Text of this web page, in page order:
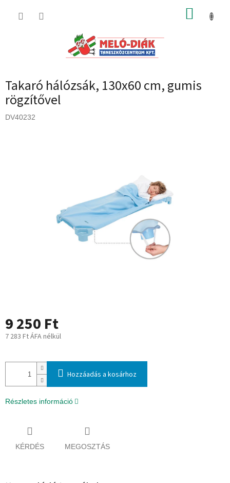
KOSÁR
Takaró hálózsák, 130x60 cm, gumis
rögzítővel
DV40232
9 250 Ft
7 283 Ft ÁFA nélkül
Hozzáadás a kosárhoz
Részletes információ
KÉRDÉS MEGOSZTÁS